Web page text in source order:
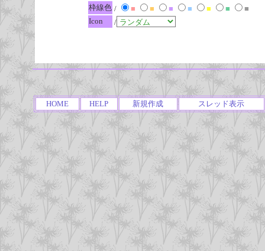
枠線色 / ■ ■ ■ ■ ■ ■
■
Icon
/
HOME HELP 新規作成 スレッド表示